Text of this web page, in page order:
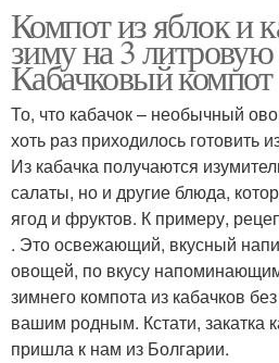
Компот из яблок и
зиму на 3
Кабачковый компот
То, что кабачок – необычный
хоть раз приходилось готовить
Из кабачка получаются
салаты, но и другие блюда,
ягод и фруктов. К примеру,
. Это освежающий, вкусный
овощей, по вкусу
зимнего компота из кабачков
вашим родным. Кстати, закатка
пришла к нам из Болгарии.